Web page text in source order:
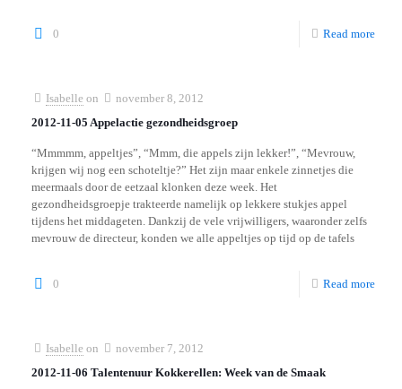
0 Read more
Isabelle on
november 8, 2012
2012-11-05 Appelactie gezondheidsgroep
“Mmmmm, appeltjes”, “Mmm, die appels zijn lekker!”, “Mevrouw,
krijgen wij nog een schoteltje?” Het zijn maar enkele zinnetjes die
meermaals door de eetzaal klonken deze week. Het
gezondheidsgroepje trakteerde namelijk op lekkere stukjes appel
tijdens het middageten. Dankzij de vele vrijwilligers, waaronder zelfs
mevrouw de directeur, konden we alle appeltjes op tijd op de tafels
0 Read more
Isabelle on
november 7, 2012
2012-11-06 Talentenuur Kokkerellen: Week van de Smaak